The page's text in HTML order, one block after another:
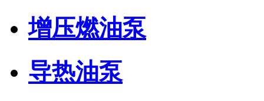
增压燃油泵
导热油泵